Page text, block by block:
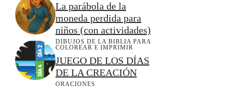
La parábola de la
moneda perdida para
niños (con actividades)
DIBUJOS DE LA BIBLIA PARA
COLOREAR E IMPRIMIR
JUEGO DE LOS DÍAS
DE LA CREACIÓN
ORACIONES